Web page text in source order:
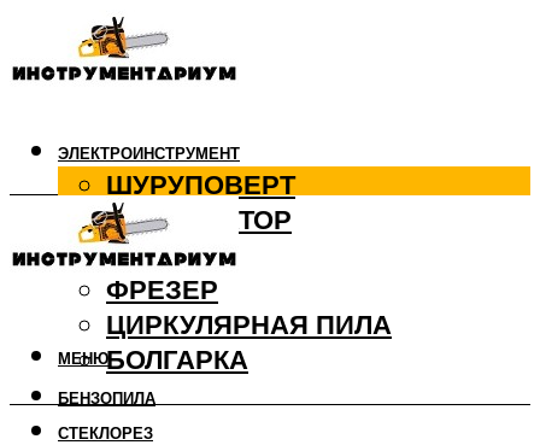
ЭЛЕКТРОИНСТРУМЕНТ
ШУРУПОВЕРТ
ПЕРФОРАТОР
ДРЕЛЬ
ФРЕЗЕР
ЦИРКУЛЯРНАЯ ПИЛА
БОЛГАРКА
БЕНЗОПИЛА
СТЕКЛОРЕЗ
МЕНЮ